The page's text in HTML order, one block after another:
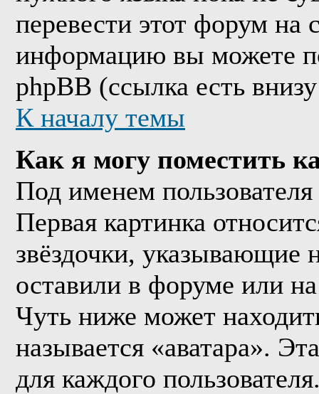
перевести этот форум
информацию вы можете
phpBB (ссылка есть
К началу темы
Как я могу поместить
Под именем
Первая картинка
звёздочки, указывающие
оставили в форуме или
Чуть ниже может
называется «аватара».
для каждого